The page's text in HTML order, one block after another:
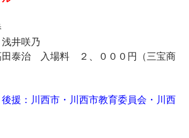
井咲乃
田泰治 入場料 ２、０００円（三宝商
援：川西市・川西市教育委員会・川西